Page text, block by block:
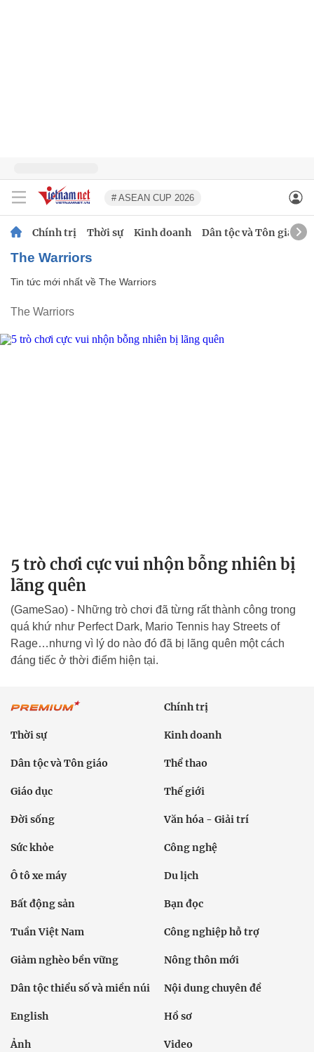
# ASEAN CUP 2026
Chính trị Thời sự Kinh doanh Dân tộc và Tôn giáo
The Warriors
Tin tức mới nhất về The Warriors
The Warriors
5 trò chơi cực vui nhộn bỗng nhiên bị
lãng quên
(GameSao) - Những trò chơi đã từng rất thành công trong
quá khứ như Perfect Dark, Mario Tennis hay Streets of
Rage…nhưng vì lý do nào đó đã bị lãng quên một cách
đáng tiếc ở thời điểm hiện tại.
Chính trị
Thời sự Kinh doanh
Dân tộc và Tôn giáo Thể thao
Giáo dục Thế giới
Đời sống Văn hóa - Giải trí
Sức khỏe Công nghệ
Ô tô xe máy Du lịch
Bất động sản Bạn đọc
Tuần Việt Nam Công nghiệp hỗ trợ
Giảm nghèo bền vững Nông thôn mới
Dân tộc thiểu số và miền núi Nội dung chuyên đề
English Hồ sơ
Ảnh Video